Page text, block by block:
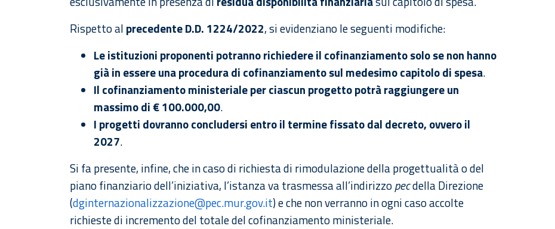
Rispetto al precedente D.D. 1224/2022, si evidenziano le seguenti modifiche:
Le istituzioni proponenti potranno richiedere il cofinanziamento solo se non hanno
già in essere una procedura di cofinanziamento sul medesimo capitolo di spesa.
Il cofinanziamento ministeriale per ciascun progetto potrà raggiungere un
massimo di € 100.000,00.
I progetti dovranno concludersi entro il termine fissato dal decreto, ovvero il
2027.
Si fa presente, infine, che in caso di richiesta di rimodulazione della progettualità o del
piano finanziario dell’iniziativa, l’istanza va trasmessa all’indirizzopecdella Direzione
(dginternazionalizzazione@pec.mur.gov.it) e che non verranno in ogni caso accolte
richieste di incremento del totale del cofinanziamento ministeriale.